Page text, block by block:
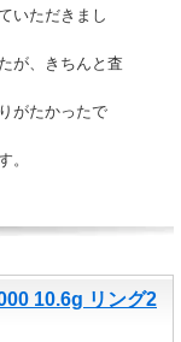
いただきまし
が、きちんと査
がたかったで
。
10.6g リング2